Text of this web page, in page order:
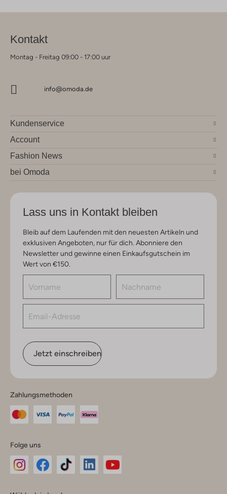
Kontakt
Montag - Freitag 09:00 - 17:00 uur
info@omoda.de
Kundenservice
Account
Fashion News
bei Omoda
Lass uns in Kontakt bleiben
Bleib auf dem Laufenden mit den neuesten Artikeln und
exklusiven Angeboten, nur für dich. Abonniere den
Newsletter und gewinne einen Einkaufsgutschein im
Wert von €150.
Jetzt einschreiben
Zahlungsmethoden
Folge uns